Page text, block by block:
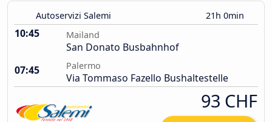
Autoservizi Salemi 21h 0min
10:45 Mailand
San Donato Busbahnhof
07:45
Palermo
Via Tommaso Fazello Bushaltestelle
93 CHF